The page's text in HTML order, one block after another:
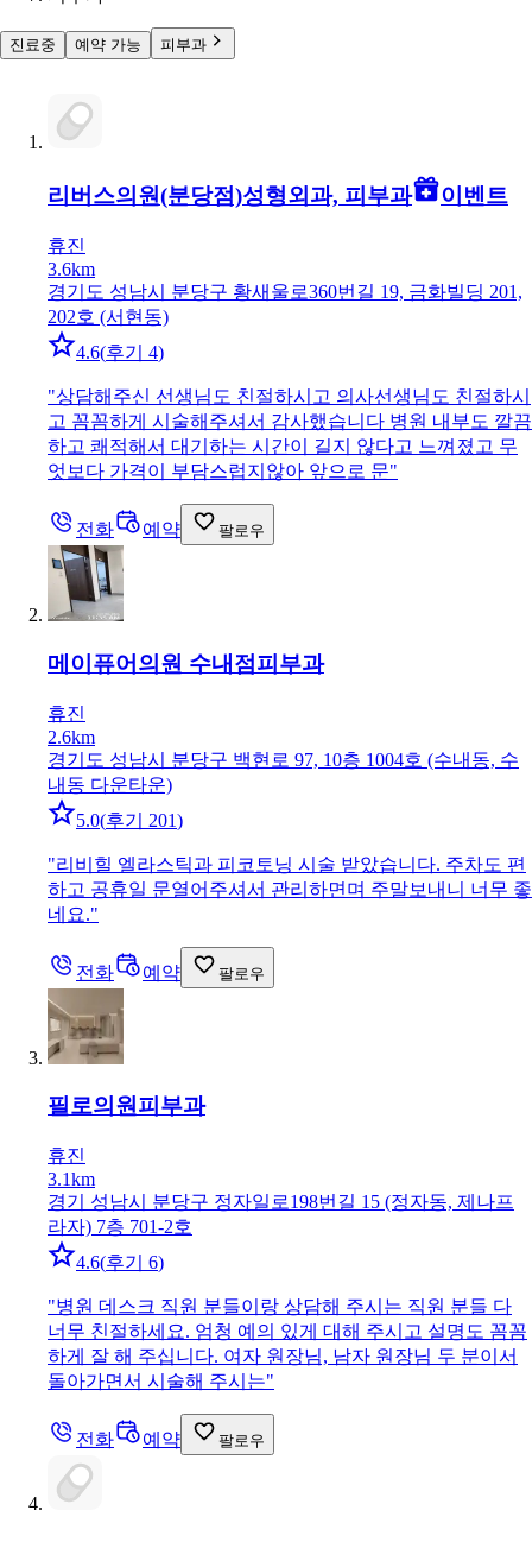
진료중 예약 가능 피부과
리버스의원(분당점)성형외과, 피부과 이벤트
휴진
3.6km
경기도 성남시 분당구 황새울로360번길 19, 금화빌딩 201,
202호 (서현동)
4.6(후기 4)
"상담해주신 선생님도 친절하시고 의사선생님도 친절하시
고 꼼꼼하게 시술해주셔서 감사했습니다 병원 내부도 깔끔
하고 쾌적해서 대기하는 시간이 길지 않다고 느껴졌고 무
엇보다 가격이 부담스럽지않아 앞으로 문"
전화 예약 팔로우
메이퓨어의원 수내점피부과
휴진
2.6km
경기도 성남시 분당구 백현로 97, 10층 1004호 (수내동, 수
내동 다운타운)
5.0(후기 201)
"리비힐 엘라스틱과 피코토닝 시술 받았습니다. 주차도 편
하고 공휴일 문열어주셔서 관리하면며 주말보내니 너무 좋
네요."
전화 예약 팔로우
필로의원피부과
휴진
3.1km
경기 성남시 분당구 정자일로198번길 15 (정자동, 제나프
라자) 7층 701-2호
4.6(후기 6)
"병원 데스크 직원 분들이랑 상담해 주시는 직원 분들 다
너무 친절하세요. 엄청 예의 있게 대해 주시고 설명도 꼼꼼
하게 잘 해 주십니다. 여자 원장님, 남자 원장님 두 분이서
돌아가면서 시술해 주시는"
전화 예약 팔로우